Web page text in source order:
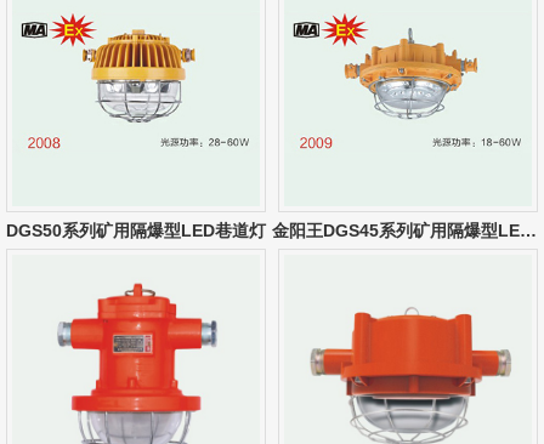
DGS50系列矿用隔爆型LED巷道灯 金阳王DGS45系列矿用隔爆型LED巷道灯